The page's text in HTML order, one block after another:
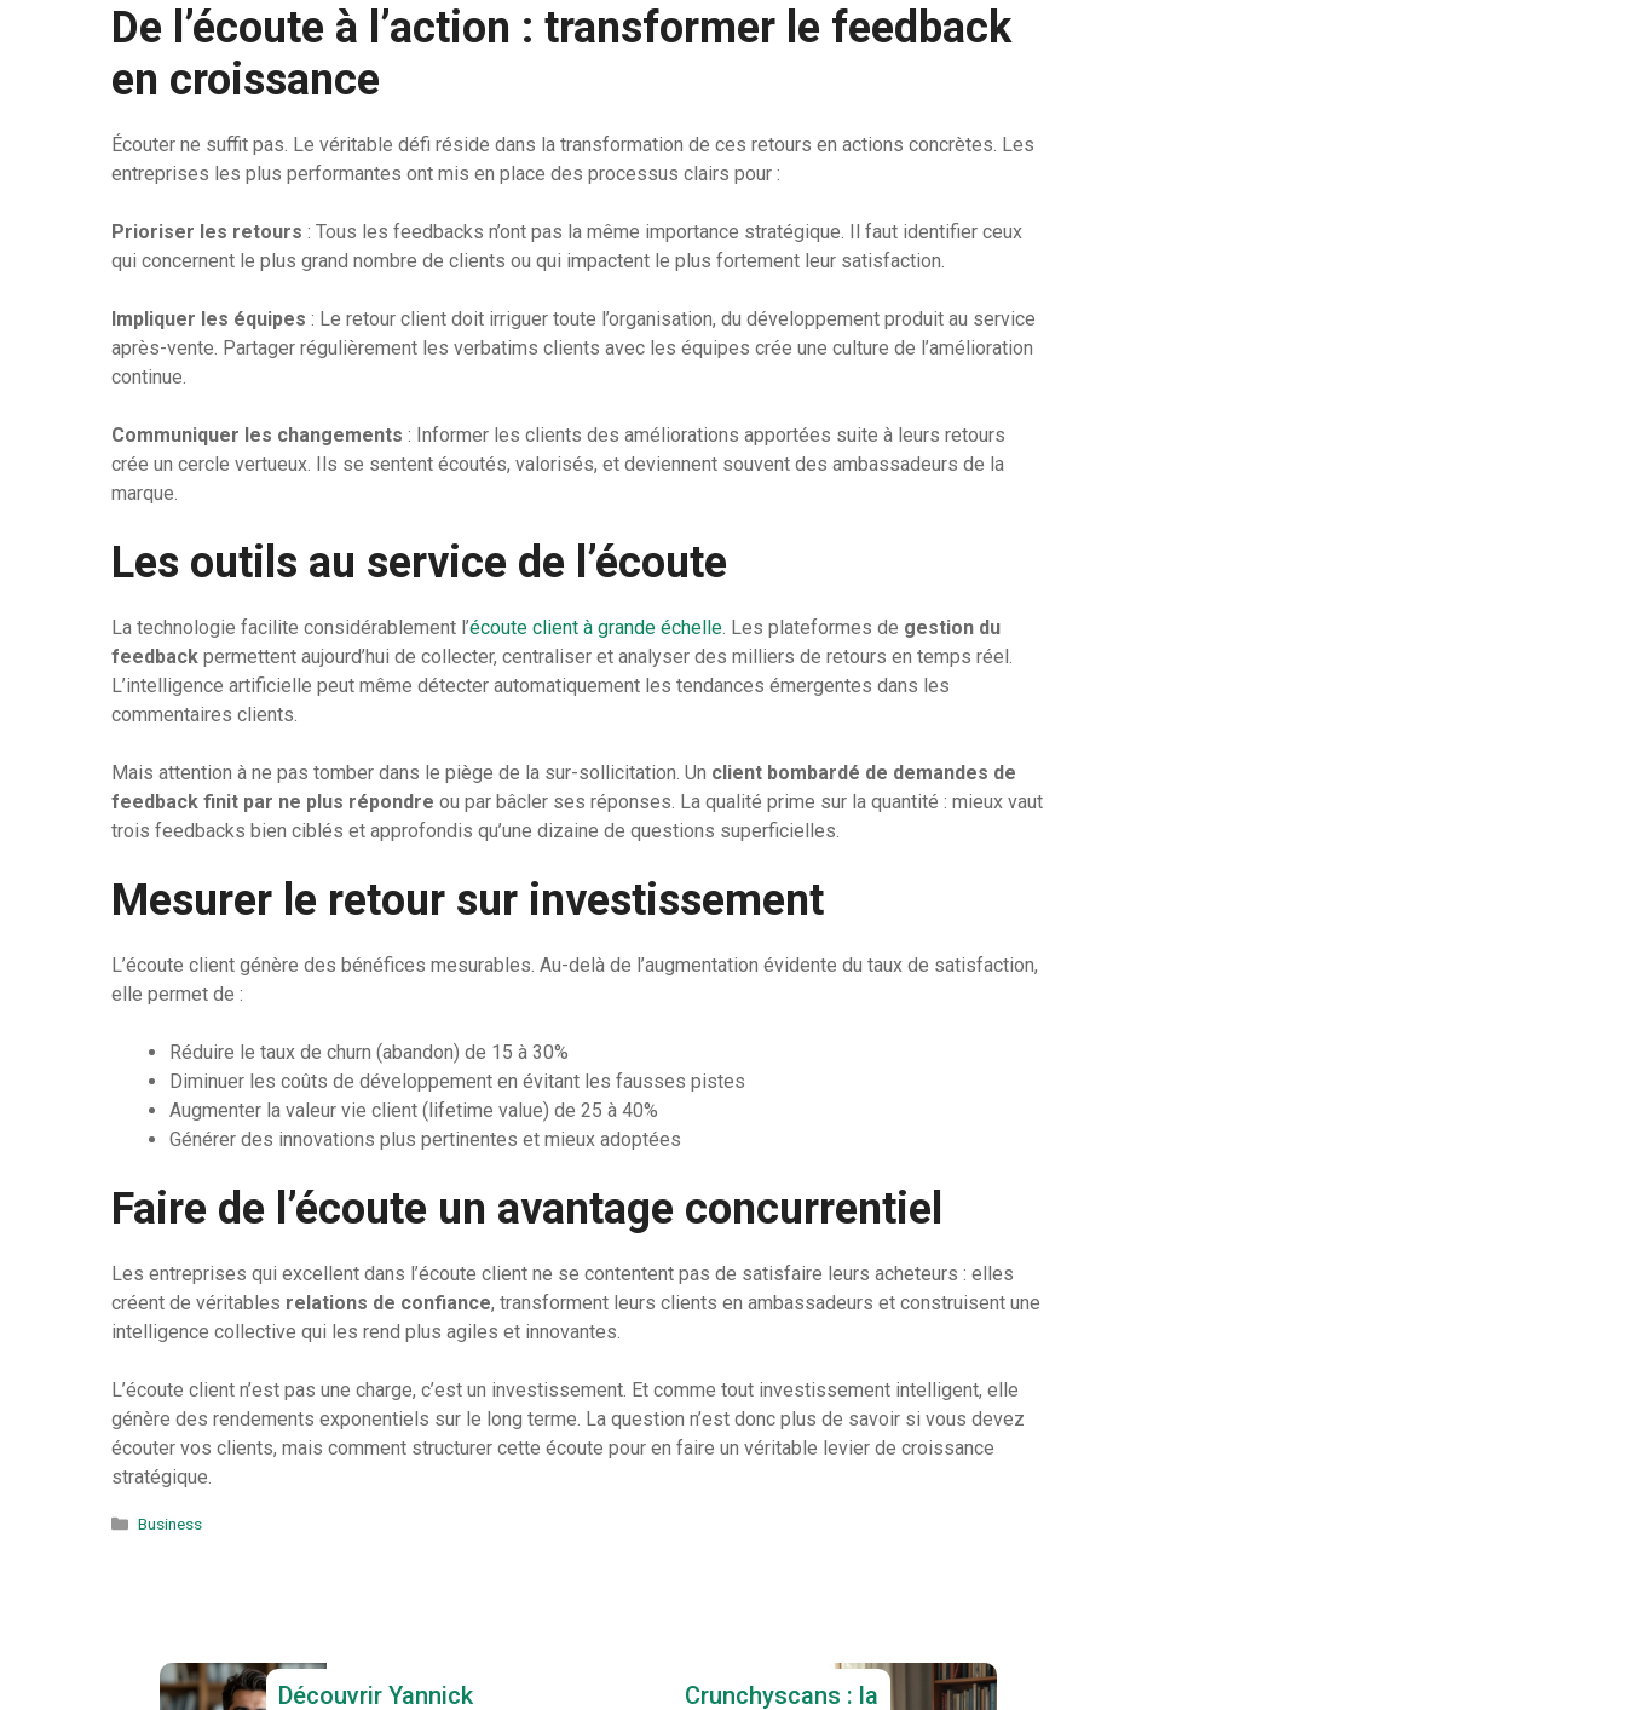
De l’écoute à l’action : transformer le feedback
en croissance
Écouter ne suffit pas. Le véritable défi réside dans la transformation de ces retours en actions concrètes. Les
entreprises les plus performantes ont mis en place des processus clairs pour :
Prioriser les retours : Tous les feedbacks n’ont pas la même importance stratégique. Il faut identifier ceux
qui concernent le plus grand nombre de clients ou qui impactent le plus fortement leur satisfaction.
Impliquer les équipes : Le retour client doit irriguer toute l’organisation, du développement produit au service
après-vente. Partager régulièrement les verbatims clients avec les équipes crée une culture de l’amélioration
continue.
Communiquer les changements : Informer les clients des améliorations apportées suite à leurs retours
crée un cercle vertueux. Ils se sentent écoutés, valorisés, et deviennent souvent des ambassadeurs de la
marque.
Les outils au service de l’écoute
La technologie facilite considérablement l’écoute client à grande échelle . Les plateformes de gestion du
feedback permettent aujourd’hui de collecter, centraliser et analyser des milliers de retours en temps réel.
L’intelligence artificielle peut même détecter automatiquement les tendances émergentes dans les
commentaires clients.
Mais attention à ne pas tomber dans le piège de la sur-sollicitation. Un client bombardé de demandes de
feedback finit par ne plus répondre ou par bâcler ses réponses. La qualité prime sur la quantité : mieux vaut
trois feedbacks bien ciblés et approfondis qu’une dizaine de questions superficielles.
Mesurer le retour sur investissement
L’écoute client génère des bénéfices mesurables. Au-delà de l’augmentation évidente du taux de satisfaction,
elle permet de :
Réduire le taux de churn (abandon) de 15 à 30%
Diminuer les coûts de développement en évitant les fausses pistes
Augmenter la valeur vie client (lifetime value) de 25 à 40%
Générer des innovations plus pertinentes et mieux adoptées
Faire de l’écoute un avantage concurrentiel
Les entreprises qui excellent dans l’écoute client ne se contentent pas de satisfaire leurs acheteurs : elles
créent de véritables relations de confiance, transforment leurs clients en ambassadeurs et construisent une
intelligence collective qui les rend plus agiles et innovantes.
L’écoute client n’est pas une charge, c’est un investissement. Et comme tout investissement intelligent, elle
génère des rendements exponentiels sur le long terme. La question n’est donc plus de savoir si vous devez
écouter vos clients, mais comment structurer cette écoute pour en faire un véritable levier de croissance
stratégique.
Catégories
Business
Découvrir Yannick
Crunchyscans : la